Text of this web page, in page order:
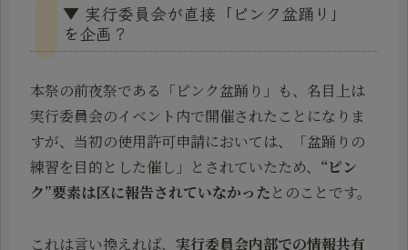
▼ 実行委員会が直接「ピンク盆踊り」
を企画？
本祭の前夜祭である「ピンク盆踊り」も、名目上は
実行委員会のイベント内で開催されたことになりま
すが、当初の使用許可申請においては、「盆踊りの
練習を目的とした催し」とされていたため、 “ピン
ク”要素は区に報告されていなかったとのことです。
これは言い換えれば、 実行委員会内部での情報共有